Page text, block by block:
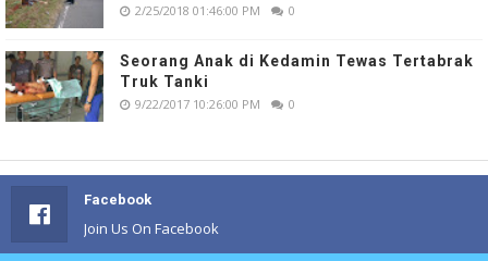
2/25/2018 01:46:00 PM 0
Seorang Anak di Kedamin Tewas Tertabrak
Truk Tanki
9/22/2017 10:26:00 PM 0
Facebook
Join Us On Facebook